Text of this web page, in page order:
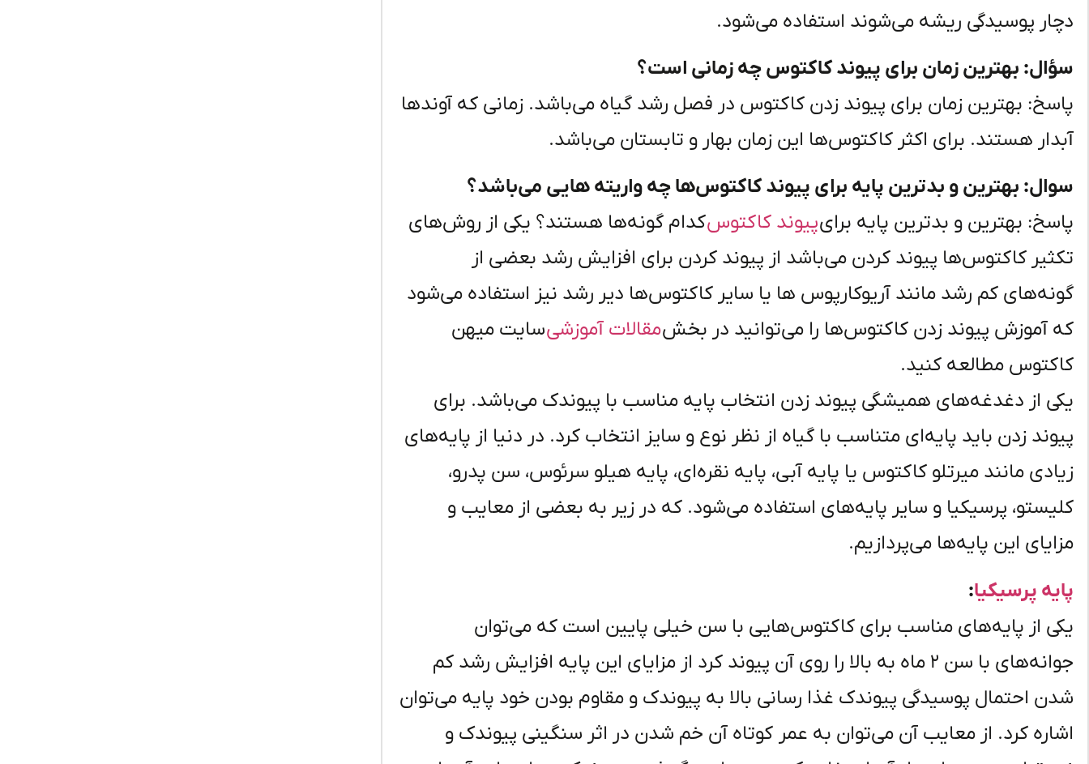
دچار پوسیدگی ریشه می‌شوند استفاده می‌شود.
سؤال: بهترین زمان برای پیوند کاکتوس چه زمانی است؟
پاسخ: بهترین زمان برای پیوند زدن کاکتوس در فصل رشد گیاه می‌باشد. زمانی که آوندها
آبدار هستند. برای اکثر کاکتوس‌ها این زمان بهار و تابستان می‌باشد.
سوال: بهترین و بدترین پایه برای پیوند کاکتوس‌ها چه واریته هایی می‌باشد؟
پاسخ: بهترین و بدترین پایه برایپیوند کاکتوسکدام گونه‌ها هستند؟ یکی از روش‌های
تکثیر کاکتوس‌ها پیوند کردن می‌باشد از پیوند کردن برای افزایش رشد بعضی از
گونه‌های کم رشد مانند آریوکارپوس ها یا سایر کاکتوس‌ها دیر رشد نیز استفاده می‌شود
که آموزش پیوند زدن کاکتوس‌ها را می‌توانید در بخشمقالات آموزشیسایت میهن
کاکتوس مطالعه کنید.
یکی از دغدغه‌های همیشگی پیوند زدن انتخاب پایه مناسب با پیوندک می‌باشد. برای
پیوند زدن باید پایه‌ای متناسب با گیاه از نظر نوع و سایز انتخاب کرد. در دنیا از پایه‌های
زیادی مانند میرتلو کاکتوس یا پایه آبی، پایه نقره‌ای، پایه هیلو سرئوس، سن پدرو،
کلیستو، پرسیکیا و سایر پایه‌های استفاده می‌شود. که در زیر به بعضی از معایب و
مزایای این پایه‌ها می‌پردازیم.
پایه پرسیکیا:
یکی از پایه‌های مناسب برای کاکتوس‌هایی با سن خیلی پایین است که می‌توان
جوانه‌های با سن ۲ ماه به بالا را روی آن پیوند کرد از مزایای این پایه افزایش رشد کم
شدن احتمال پوسیدگی پیوندک غذا رسانی بالا به پیوندک و مقاوم بودن خود پایه می‌توان
اشاره کرد. از معایب آن می‌توان به عمر کوتاه آن خم شدن در اثر سنگینی پیوندک و